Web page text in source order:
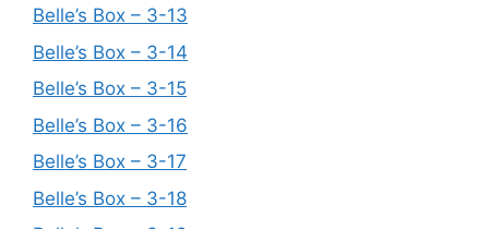
Belle’s Box – 3-13
Belle’s Box – 3-14
Belle’s Box – 3-15
Belle’s Box – 3-16
Belle’s Box – 3-17
Belle’s Box – 3-18